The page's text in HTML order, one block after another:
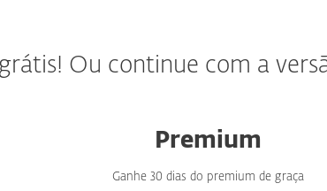
Ou continue com a
Premium
Ganhe 30 dias do premium de graça